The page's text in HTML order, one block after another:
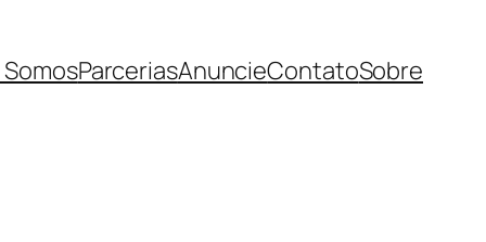
ParceriasAnuncieContatoSobre